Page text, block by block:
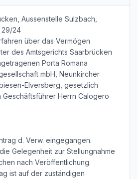
Aussenstelle Sulzbach,
29/24
über das Vermögen
des Amtsgerichts Saarbrücken
Porta Romana
mbH, Neunkircher
Elversberg, gesetzlich
Herrn Calogero
d. Verw. eingegangen.
Gelegenheit zur Stellungnahme
nach Veröffentlichung.
ist auf der zuständigen